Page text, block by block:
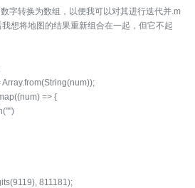
字转换为数组，以便我可以对其进行迭代并.m
想将地图的结果重新组合在一起，但它不起
=> {
811181);